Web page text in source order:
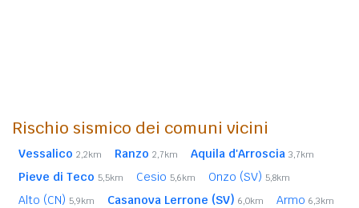
Rischio sismico dei comuni vicini
Vessalico 2,2km Ranzo 2,7km Aquila d'Arroscia 3,7km
Pieve di Teco 5,5km Cesio 5,6km Onzo (SV) 5,8km
Alto (CN) 5,9km Casanova Lerrone (SV) 6,0km Armo 6,3km